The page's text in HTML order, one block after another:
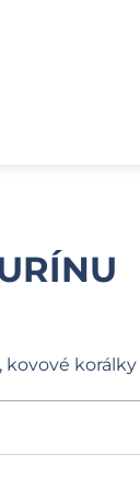
korálky